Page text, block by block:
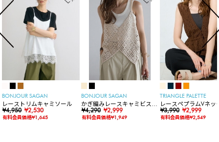
BONJOUR SAGAN
レーストリムキャミソール
¥4,950 ¥2,530
有料会員価格¥1,645
BONJOUR SAGAN
かぎ編みレースキャミビスチ
ェ
¥4,290 ¥2,999
有料会員価格¥1,949
TRIANGLE PALETTE
レースペプラムVネッ
ト
¥3,990 ¥2,999
有料会員価格¥2,549